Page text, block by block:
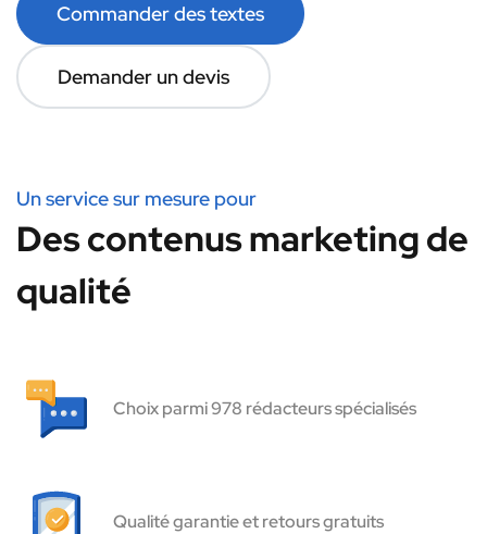
Commander des textes
Demander un devis
Un service sur mesure pour
Des contenus marketing de
qualité
Choix parmi 978 rédacteurs spécialisés
Qualité garantie et retours gratuits